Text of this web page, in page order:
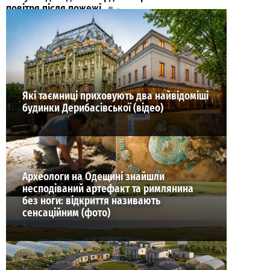
повітря після пожежі
0
28-07-2026 в 14:02
ВИБІР РЕДАКЦІЇ
Які таємниці приховують два найвідоміші
будинки Дерибасівської (відео)
Археологи на Одещині знайшли
несподіваний артефакт та римлянина
без ноги: відкриття називають
сенсаційним (фото)